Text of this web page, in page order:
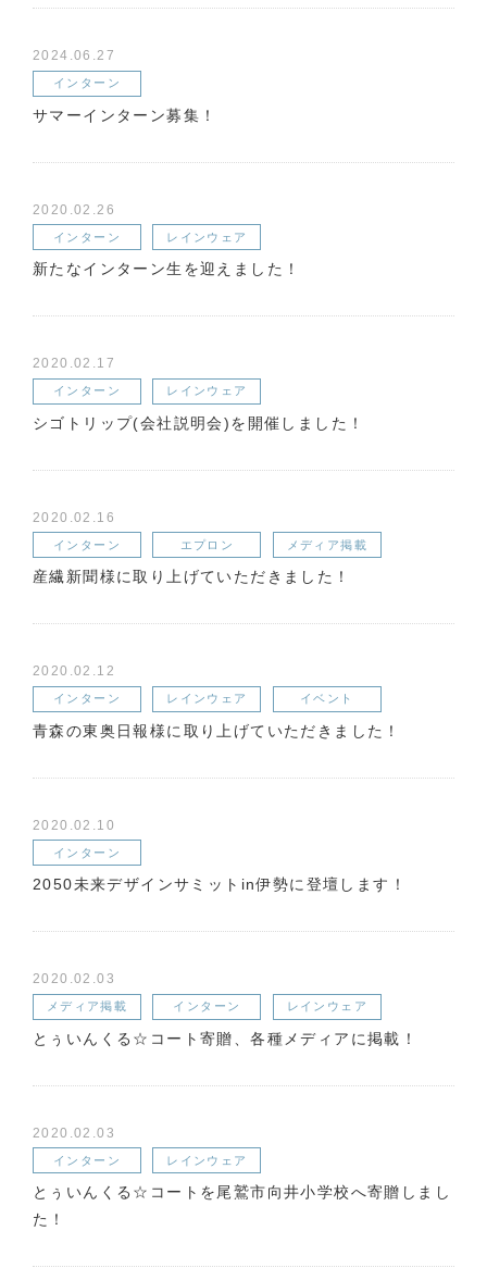
2024.06.27
インターン
サマーインターン募集！
2020.02.26
インターン レインウェア
新たなインターン生を迎えました！
2020.02.17
インターン レインウェア
シゴトリップ(会社説明会)を開催しました！
2020.02.16
インターン エプロン メディア掲載
産繊新聞様に取り上げていただきました！
2020.02.12
インターン レインウェア イベント
青森の東奥日報様に取り上げていただきました！
2020.02.10
インターン
2050未来デザインサミットin伊勢に登壇します！
2020.02.03
メディア掲載 インターン レインウェア
とぅいんくる☆コート寄贈、各種メディアに掲載！
2020.02.03
インターン レインウェア
とぅいんくる☆コートを尾鷲市向井小学校へ寄贈しまし
た！